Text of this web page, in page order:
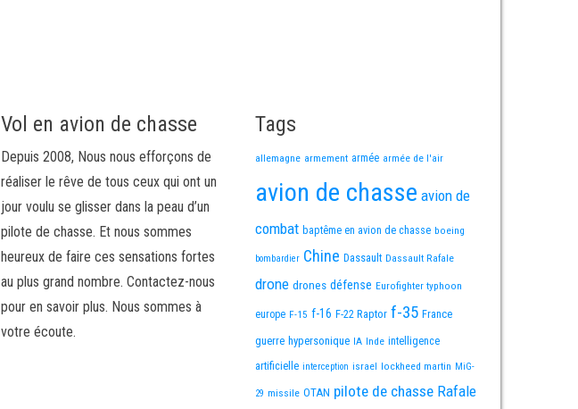
Vol en avion de chasse
Depuis 2008, Nous nous efforçons de
réaliser le rêve de tous ceux qui ont un
jour voulu se glisser dans la peau d’un
pilote de chasse. Et nous sommes
heureux de faire ces sensations fortes
au plus grand nombre. Contactez-nous
pour en savoir plus. Nous sommes à
votre écoute.
Tags
allemagne armement armée armée de l'air
avion de chasse avion de
combat baptême en avion de chasse boeing
bombardier Chine Dassault Dassault Rafale
drone drones défense Eurofighter typhoon
europe F-15 f-16 F-22 Raptor f-35 France
guerre hypersonique IA Inde intelligence
artificielle interception israel lockheed martin MiG-
29 missile OTAN pilote de chasse Rafale